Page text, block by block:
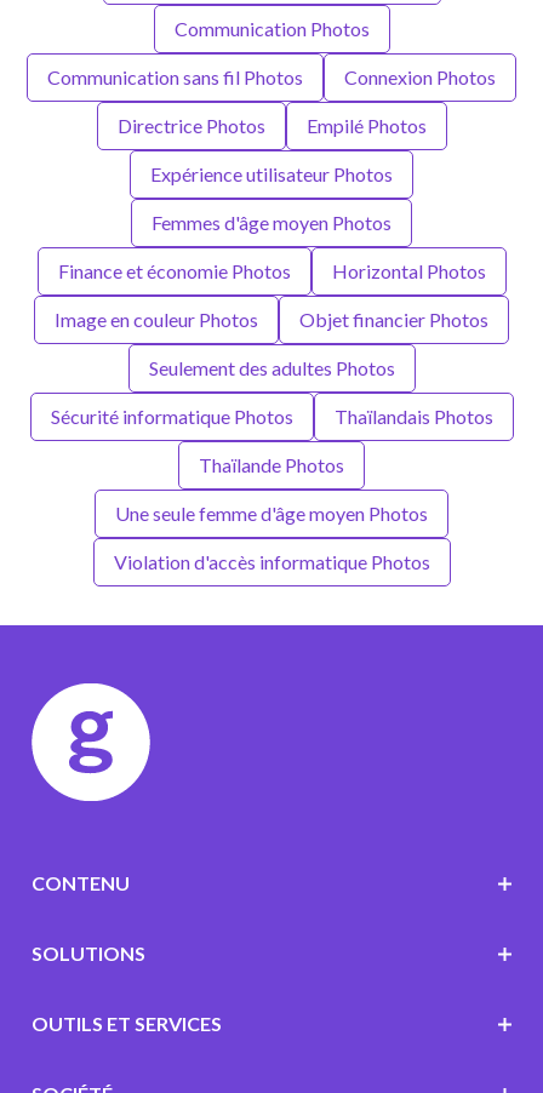
Communication Photos
Communication sans fil Photos Connexion Photos
Directrice Photos Empilé Photos
Expérience utilisateur Photos
Femmes d'âge moyen Photos
Finance et économie Photos Horizontal Photos
Image en couleur Photos Objet financier Photos
Seulement des adultes Photos
Sécurité informatique Photos Thaïlandais Photos
Thaïlande Photos
Une seule femme d'âge moyen Photos
Violation d'accès informatique Photos
CONTENU
SOLUTIONS
OUTILS ET SERVICES